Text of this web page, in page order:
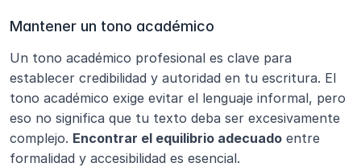
Mantener un tono académico
Un tono académico profesional es clave para
establecer credibilidad y autoridad en tu escritura. El
tono académico exige evitar el lenguaje informal, pero
eso no significa que tu texto deba ser excesivamente
complejo. Encontrar el equilibrio adecuado entre
formalidad y accesibilidad es esencial.